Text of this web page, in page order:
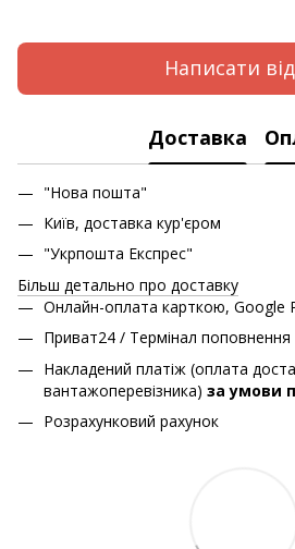
Написати
Доставка
"Нова пошта"
Київ, доставка кур'єром
"Укрпошта Експрес"
Більш детально про доставку
Онлайн-оплата карткою, Google
Приват24 / Термінал поповнення
Накладений платіж (оплата
вантажоперевізника) за умови
Розрахунковий рахунок